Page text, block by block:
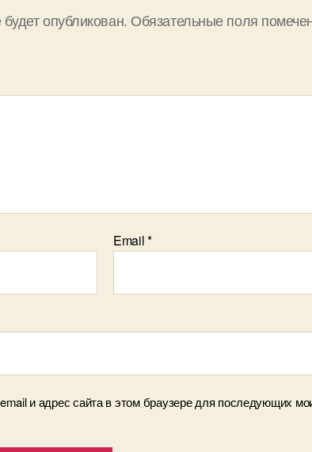
опубликован. Обязательные поля
Email*
и адрес сайта в этом браузере для последующих